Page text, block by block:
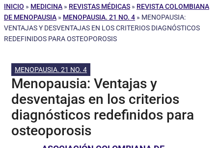
INICIO » MEDICINA » REVISTAS MÉDICAS » REVISTA COLOMBIANA
DE MENOPAUSIA » MENOPAUSIA. 21 NO. 4 » MENOPAUSIA:
VENTAJAS Y DESVENTAJAS EN LOS CRITERIOS DIAGNÓSTICOS
REDEFINIDOS PARA OSTEOPOROSIS
MENOPAUSIA. 21 NO. 4
Menopausia: Ventajas y
desventajas en los criterios
diagnósticos redefinidos para
osteoporosis